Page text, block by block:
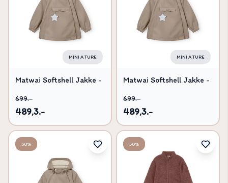
MINI A TURE
Matwai Softshell Jakke -
MDR./86
699.-
489,3.-
MINI A TURE
Matwai Softshell Jakke -
MDR./80
699.-
489,3.-
30% 50%